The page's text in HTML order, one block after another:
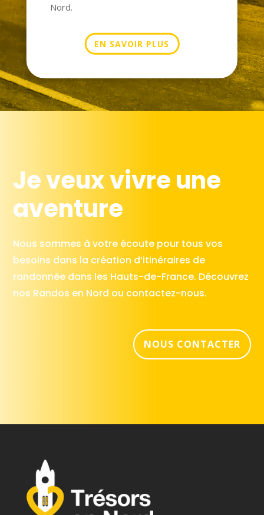
Nord.
EN SAVOIR PLUS
Je veux vivre une
aventure
Nous sommes à votre écoute pour tous vos
besoins dans la création d’itinéraires de
randonnée dans les Hauts-de-France. Découvrez
nos Randos en Nord ou contactez-nous.
NOUS CONTACTER